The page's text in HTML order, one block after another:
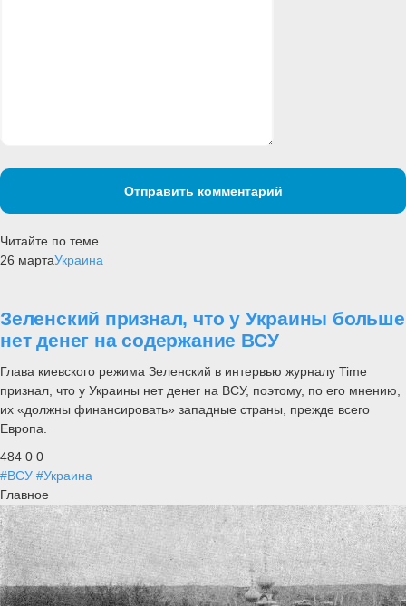
Отправить комментарий
Читайте по теме
26 мартаУкраина
Зеленский признал, что у Украины больше
нет денег на содержание ВСУ
Глава киевского режима Зеленский в интервью журналу Time
признал, что у Украины нет денег на ВСУ, поэтому, по его мнению,
их «должны финансировать» западные страны, прежде всего
Европа.
484 0 0
#ВСУ #Украина
Главное